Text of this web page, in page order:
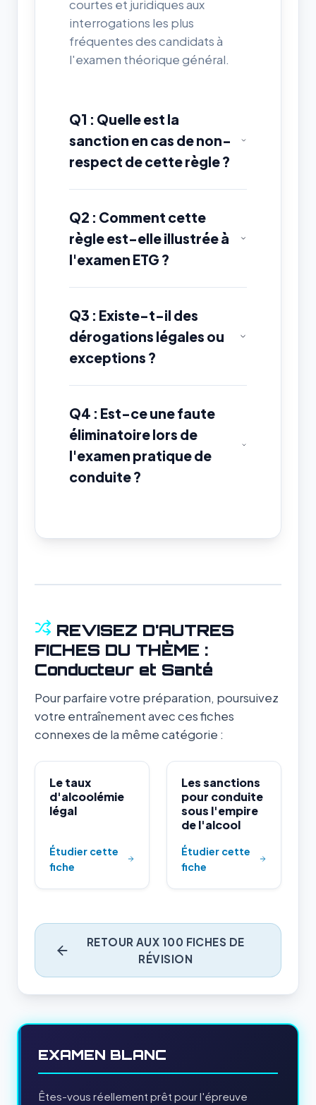
courtes et juridiques aux
interrogations les plus
fréquentes des candidats à
l'examen théorique général.
Q1 : Quelle est la
sanction en cas de non-
respect de cette règle ?
Q2 : Comment cette
règle est-elle illustrée à
l'examen ETG ?
Q3 : Existe-t-il des
dérogations légales ou
exceptions ?
Q4 : Est-ce une faute
éliminatoire lors de
l'examen pratique de
conduite ?
REVISEZ D'AUTRES
FICHES DU THÈME :
Conducteur et Santé
Pour parfaire votre préparation, poursuivez
votre entraînement avec ces fiches
connexes de la même catégorie :
Le taux
d'alcoolémie
légal
Étudier cette
fiche
Les sanctions
pour conduite
sous l'empire
de l'alcool
Étudier cette
fiche
RETOUR AUX 100 FICHES DE
RÉVISION
EXAMEN BLANC
Êtes-vous réellement prêt pour l'épreuve